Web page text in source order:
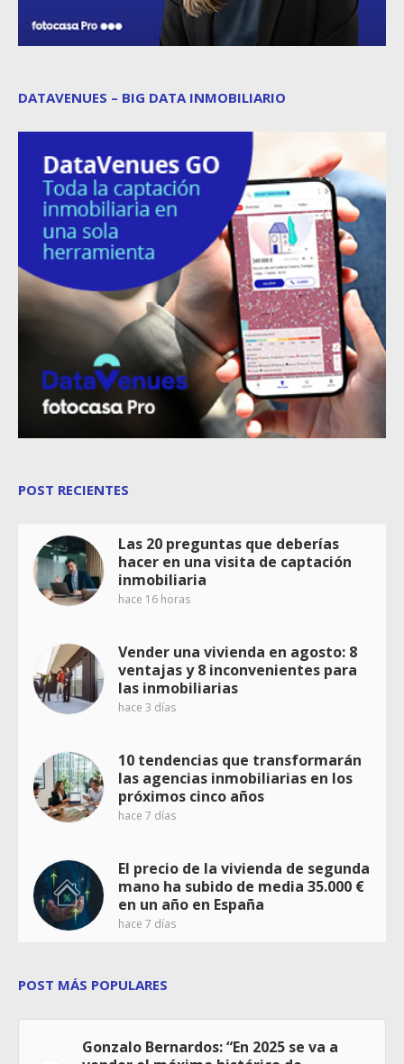
DATAVENUES – BIG DATA INMOBILIARIO
POST RECIENTES
Las 20 preguntas que deberías
hacer en una visita de captación
inmobiliaria
hace 16 horas
Vender una vivienda en agosto: 8
ventajas y 8 inconvenientes para
las inmobiliarias
hace 3 días
10 tendencias que transformarán
las agencias inmobiliarias en los
próximos cinco años
hace 7 días
El precio de la vivienda de segunda
mano ha subido de media 35.000 €
en un año en España
hace 7 días
POST MÁS POPULARES
Gonzalo Bernardos: “En 2025 se va a